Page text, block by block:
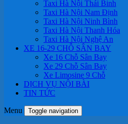
Taxi Hà Nội Thái Binh
Taxi Hà Nội Nam Định
Taxi Hà Nội Ninh Bình
Taxi Hà Nội Thanh Hóa
Taxi Hà Nội Nghệ An
XE 16-29 CHỖ SÂN BAY
Xe 16 Chỗ Sân Bay
Xe 29 Chỗ Sân Bay
Xe Limosine 9 Chỗ
DỊCH VỤ NỘI BÀI
TIN TỨC
Menu Toggle navigation